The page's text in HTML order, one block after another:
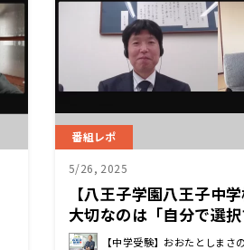
番組レポ
5/26, 2025
【八王子学園八王子中
大切なのは「自分で選
につけること 藤岡 隆
【中学受験】おおたとしまさ